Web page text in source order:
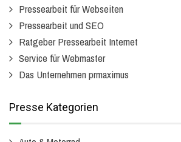
Pressearbeit für Webseiten
Pressearbeit und SEO
Ratgeber Pressearbeit Internet
Service für Webmaster
Das Unternehmen prmaximus
Presse Kategorien